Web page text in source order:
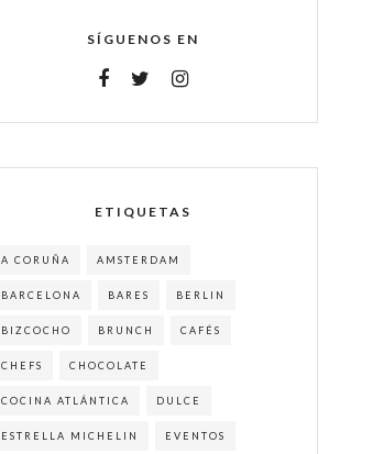
SÍGUENOS EN
ETIQUETAS
A CORUÑA AMSTERDAM
BARCELONA BARES BERLIN
BIZCOCHO BRUNCH CAFÉS
CHEFS CHOCOLATE
COCINA ATLÁNTICA DULCE
ESTRELLA MICHELIN EVENTOS